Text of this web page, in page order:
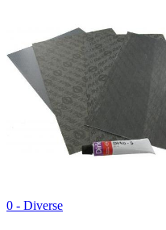
0 - Diverse